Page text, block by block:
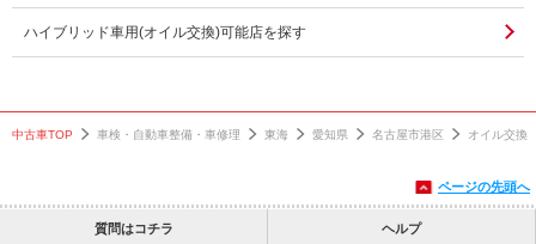
ハイブリッド車用(オイル交換)可能店を探す
中古車TOP 車検・自動車整備・車修理 東海 愛知県 名古屋市港区 オイル交換
ページの先頭へ
質問はコチラ ヘルプ